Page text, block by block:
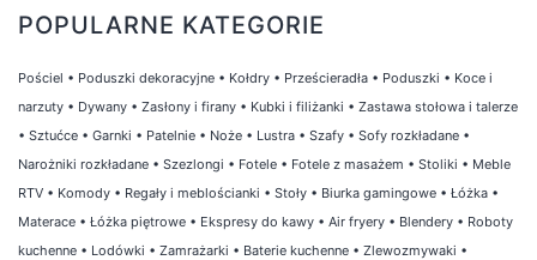
POPULARNE KATEGORIE
Pościel • Poduszki dekoracyjne • Kołdry • Prześcieradła • Poduszki • Koce i
narzuty • Dywany • Zasłony i firany • Kubki i filiżanki • Zastawa stołowa i talerze
• Sztućce • Garnki • Patelnie • Noże • Lustra • Szafy • Sofy rozkładane •
Narożniki rozkładane • Szezlongi • Fotele • Fotele z masażem • Stoliki • Meble
RTV • Komody • Regały i meblościanki • Stoły • Biurka gamingowe • Łóżka •
Materace • Łóżka piętrowe • Ekspresy do kawy • Air fryery • Blendery • Roboty
kuchenne • Lodówki • Zamrażarki • Baterie kuchenne • Zlewozmywaki •